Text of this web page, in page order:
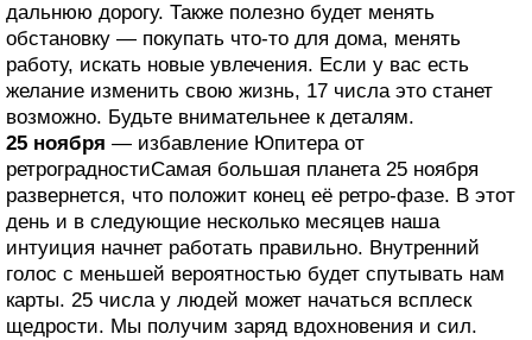
дальнюю дорогу. Также полезно будет менять
обстановку — покупать что-то для дома, менять
работу, искать новые увлечения. Если у вас есть
желание изменить свою жизнь, 17 числа это станет
возможно. Будьте внимательнее к деталям.
25 ноября — избавление Юпитера от
ретроградностиСамая большая планета 25 ноября
развернется, что положит конец её ретро-фазе. В этот
день и в следующие несколько месяцев наша
интуиция начнет работать правильно. Внутренний
голос с меньшей вероятностью будет спутывать нам
карты. 25 числа у людей может начаться всплеск
щедрости. Мы получим заряд вдохновения и сил.